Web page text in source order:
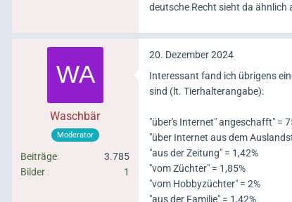
deutsche Recht sieht da ähnlich
Waschbär
Moderator
Beiträge
3.785
Bilder
1
20. Dezember 2024
Interessant fand ich übrigens
sind (lt. Tierhalterangabe):
"über's Internet" angeschafft" =
"über Internet aus dem
"aus der Zeitung" = 1,42%
"vom Züchter" = 1,85%
"vom Hobbyzüchter" = 2%
"aus der Familie" = 1,42%